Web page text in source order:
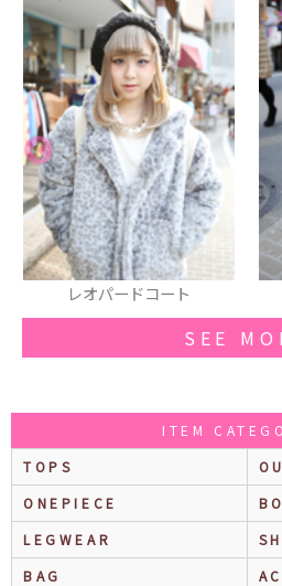
リュック
SEE
ITEM
TOPS
ONEPIECE
LEGWEAR
BAG